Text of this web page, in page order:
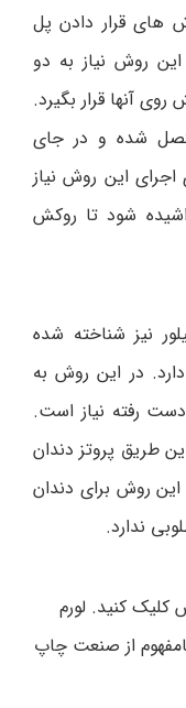
های قرار دادن پل
روش نیاز به دو
آنها قرار بگیرد.
شده و در جای
اجرای این روش نیاز
شود تا روکش
نیز شناخته شده
در این روش به
رفته نیاز است.
طریق پروتز دندان
روش برای دندان
ندارد.
کلیک کنید. لورم
از صنعت چاپ